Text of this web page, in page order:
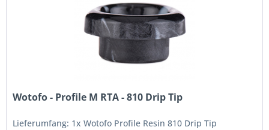
Wotofo - Profile M RTA - 810 Drip Tip
Lieferumfang: 1x Wotofo Profile Resin 810 Drip Tip